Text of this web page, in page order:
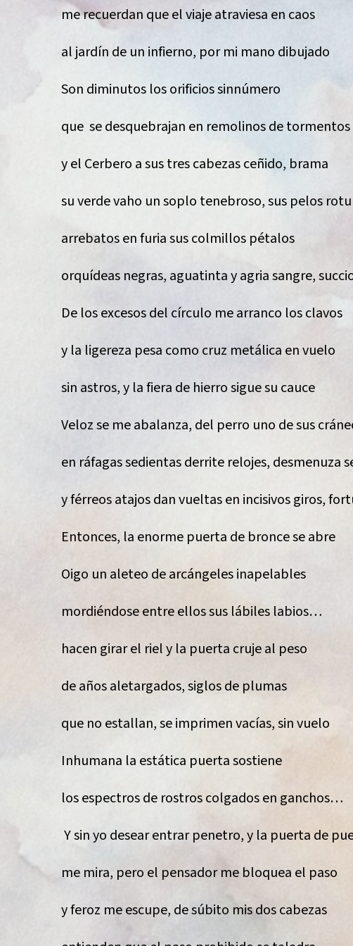
me recuerdan que el viaje atraviesa en caos
al jardín de un infierno, por mi mano dibujado
Son diminutos los orificios sinnúmero
que se desquebrajan en remolinos de tormentos
y el Cerbero a sus tres cabezas ceñido, brama
su verde vaho un soplo tenebroso, sus pelos
arrebatos en furia sus colmillos pétalos
orquídeas negras, aguatinta y agria sangre,
De los excesos del círculo me arranco los clavos
y la ligereza pesa como cruz metálica en vuelo
sin astros, y la fiera de hierro sigue su cauce
Veloz se me abalanza, del perro uno de sus
en ráfagas sedientas derrite relojes, desmenuza
y férreos atajos dan vueltas en incisivos giros,
Entonces, la enorme puerta de bronce se abre
Oigo un aleteo de arcángeles inapelables
mordiéndose entre ellos sus lábiles labios…
hacen girar el riel y la puerta cruje al peso
de años aletargados, siglos de plumas
que no estallan, se imprimen vacías, sin vuelo
Inhumana la estática puerta sostiene
los espectros de rostros colgados en ganchos…
Y sin yo desear entrar penetro, y la puerta de
me mira, pero el pensador me bloquea el paso
y feroz me escupe, de súbito mis dos cabezas